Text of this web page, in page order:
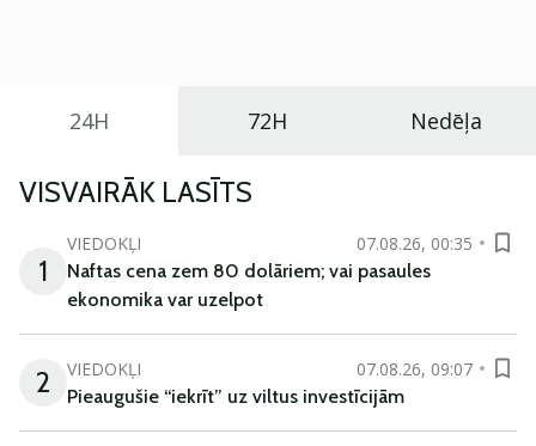
24H 72H Nedēļa
VISVAIRĀK LASĪTS
1
VIEDOKĻI
07.08.26, 00:35
Naftas cena zem 80 dolāriem; vai pasaules
ekonomika var uzelpot
2 VIEDOKĻI
07.08.26, 09:07
Pieaugušie “iekrīt” uz viltus investīcijām